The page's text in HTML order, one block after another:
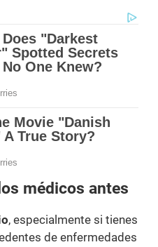
médicos antes
, especialmente si tienes
de enfermedades